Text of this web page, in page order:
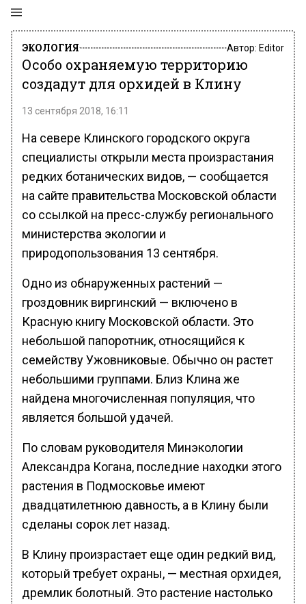
ЭКОЛОГИЯ Автор: Editor
Особо охраняемую территорию
создадут для орхидей в Клину
13 сентября 2018, 16:11
На севере Клинского городского округа
специалисты открыли места произрастания
редких ботанических видов, — сообщается
на сайте правительства Московской области
со ссылкой на пресс-службу регионального
министерства экологии и
природопользования 13 сентября.
Одно из обнаруженных растений —
гроздовник виргинский — включено в
Красную книгу Московской области. Это
небольшой папоротник, относящийся к
семейству Ужовниковые. Обычно он растет
небольшими группами. Близ Клина же
найдена многочисленная популяция, что
является большой удачей.
По словам руководителя Минэкологии
Александра Когана, последние находки этого
растения в Подмосковье имеют
двадцатилетнюю давность, а в Клину были
сделаны сорок лет назад.
В Клину произрастает еще один редкий вид,
который требует охраны, — местная орхидея,
дремлик болотный. Это растение настолько